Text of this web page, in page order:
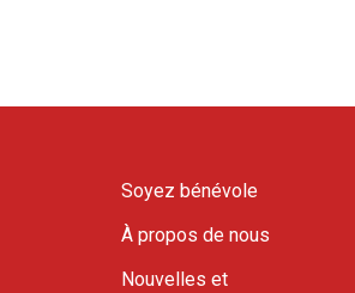
Soyez bénévole
À propos de nous
Nouvelles et